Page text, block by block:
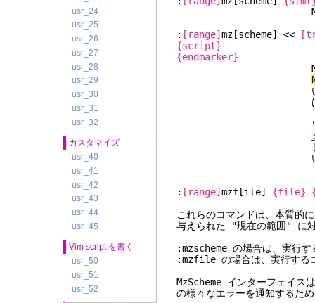
usr_24
usr_25
usr_26
usr_27
usr_28
usr_29
usr_30
usr_31
usr_32
カスタマイズ
usr_40
usr_41
usr_42
usr_43
usr_44
usr_45
Vim script を書く
usr_50
usr_51
usr_52
MzScheme の
: [range] mz[scheme] <<
{script}
{endmarker}
MzScheme
いないとこのコマ
"<<" の
じます。詳
い
: [range] mzf[ile] {file}
これらのコマンドは、本質的
与えられた "現在の範囲" に
:mzscheme の場合は、実行
:mzfile の場合は、実行する
MzScheme インターフェイ
の様々なエラーを通知するた